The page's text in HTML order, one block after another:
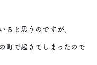
と思うのですが、
町で起きてしまったので